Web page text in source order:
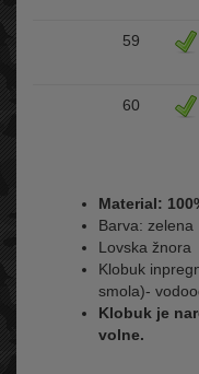
59
60
Material:
Barva: zelena
Lovska žnora
Klobuk
smola)-
Klobuk je
volne.